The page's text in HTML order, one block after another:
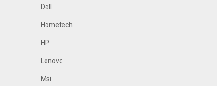
Dell
Hometech
HP
Lenovo
Msi